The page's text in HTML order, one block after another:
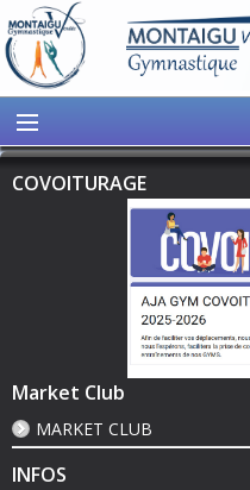
COVOITURAGE
Market Club
MARKET CLUB
INFOS